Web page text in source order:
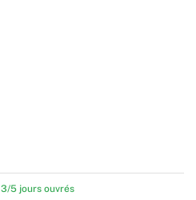
3/5 jours ouvrés